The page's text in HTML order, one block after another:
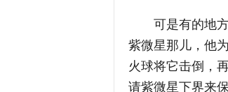
可是有的地方
紫微星那儿，他
火球将它击倒，
请紫微星下界来保